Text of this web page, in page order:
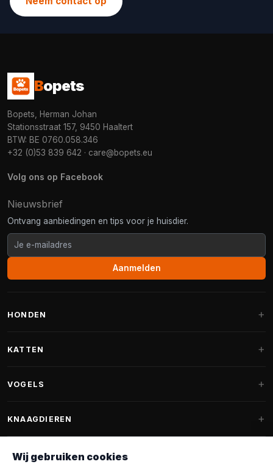
Bopets
Bopets, Herman Johan
Stationsstraat 157, 9450 Haaltert
BTW: BE 0760.058.346
+32 (0)53 839 642 · care@bopets.eu
Volg ons op Facebook
Nieuwsbrief
Ontvang aanbiedingen en tips voor je huisdier.
Aanmelden
HONDEN
Fantail hondenmanden
Hondenspeelgoed
KATTEN
Krabpalen voor Maine Coon
VOGELS
Vogelvoer binnenvogels
Voederhuisjes
KNAAGDIEREN
Wij gebruiken cookies